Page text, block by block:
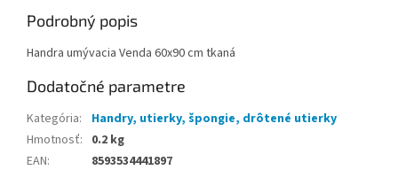
Podrobný popis
Handra umývacia Venda 60x90 cm tkaná
Dodatočné parametre
Kategória:
Handry, utierky, špongie, drôtené utierky
Hmotnosť: 0.2 kg
EAN: 8593534441897